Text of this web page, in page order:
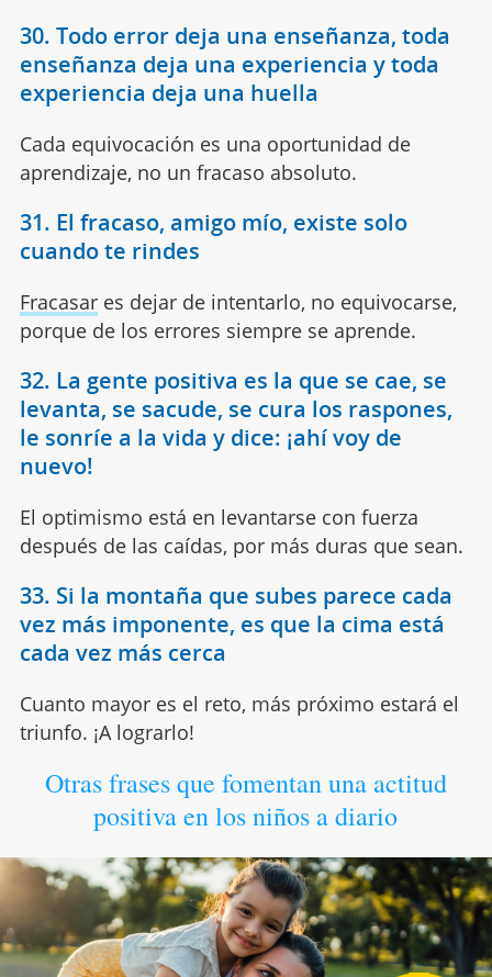
30. Todo error deja una enseñanza, toda
enseñanza deja una experiencia y toda
experiencia deja una huella
Cada equivocación es una oportunidad de
aprendizaje, no un fracaso absoluto.
31. El fracaso, amigo mío, existe solo
cuando te rindes
Fracasares dejar de intentarlo, no equivocarse,
porque de los errores siempre se aprende.
32. La gente positiva es la que se cae, se
levanta, se sacude, se cura los raspones,
le sonríe a la vida y dice: ¡ahí voy de
nuevo!
El optimismo está en levantarse con fuerza
después de las caídas, por más duras que sean.
33. Si la montaña que subes parece cada
vez más imponente, es que la cima está
cada vez más cerca
Cuanto mayor es el reto, más próximo estará el
triunfo. ¡A lograrlo!
Otras frases que fomentan una actitud
positiva en los niños a diario